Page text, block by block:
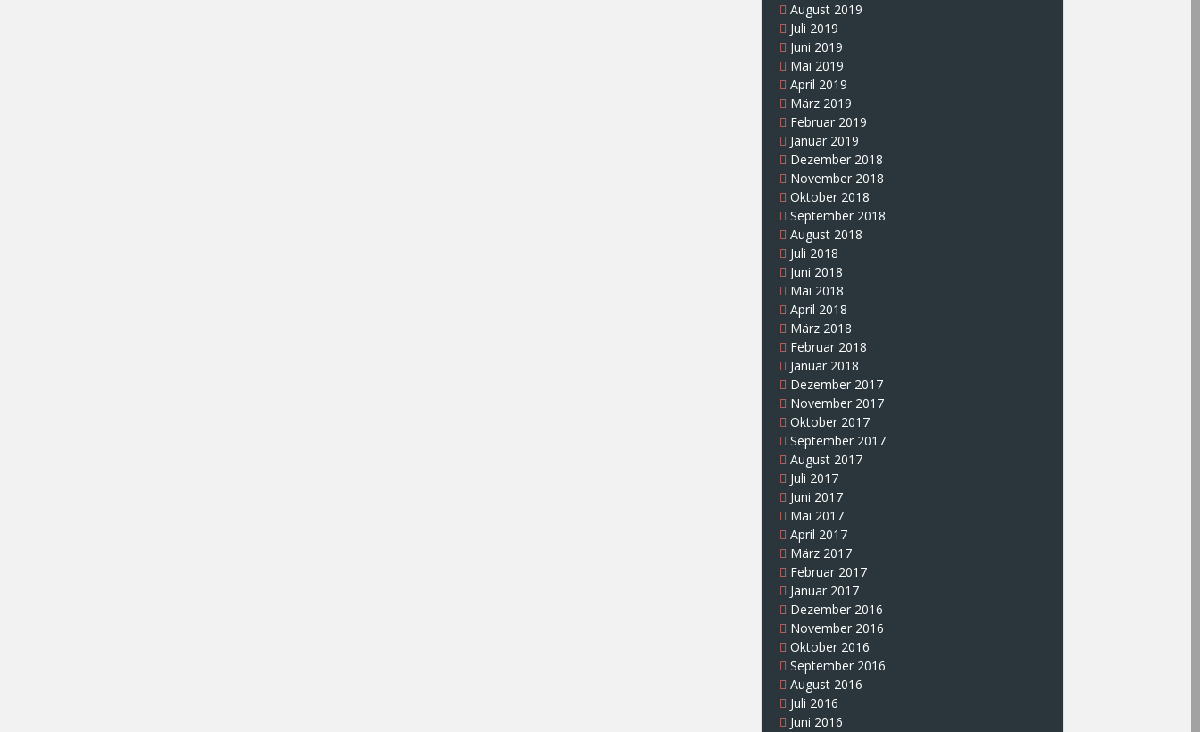
August 2019
Juli 2019
Juni 2019
Mai 2019
April 2019
März 2019
Februar 2019
Januar 2019
Dezember 2018
November 2018
Oktober 2018
September 2018
August 2018
Juli 2018
Juni 2018
Mai 2018
April 2018
März 2018
Februar 2018
Januar 2018
Dezember 2017
November 2017
Oktober 2017
September 2017
August 2017
Juli 2017
Juni 2017
Mai 2017
April 2017
März 2017
Februar 2017
Januar 2017
Dezember 2016
November 2016
Oktober 2016
September 2016
August 2016
Juli 2016
Juni 2016